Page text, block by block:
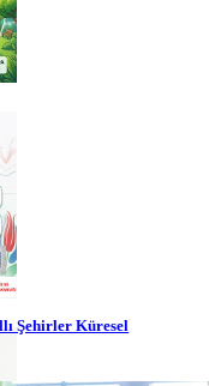
Şehirler Küresel